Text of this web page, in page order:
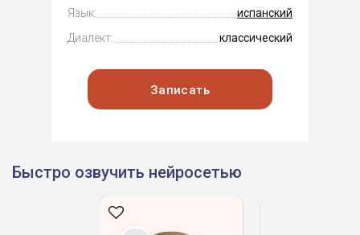
Язык:
испанский
Диалект:
классический
Записать
Быстро озвучить нейросетью